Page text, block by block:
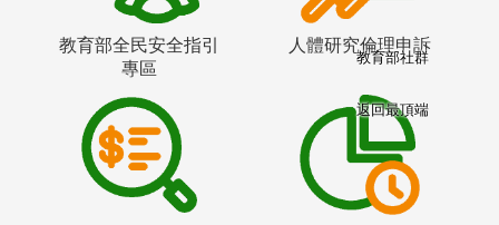
教育部全民安全指引
專區
人體研究倫理申訴
教育部社群
返回最頂端